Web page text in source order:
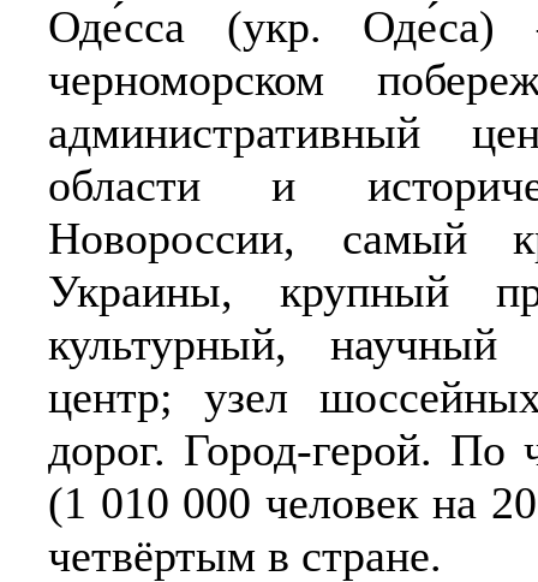
Оде́сса (укр.
черноморском
административный
области и
Новороссии, самый
Украины, крупный
культурный,
центр; узел
дорог. Город-герой. По
(1 010 000 человек на
четвёртым в стране.